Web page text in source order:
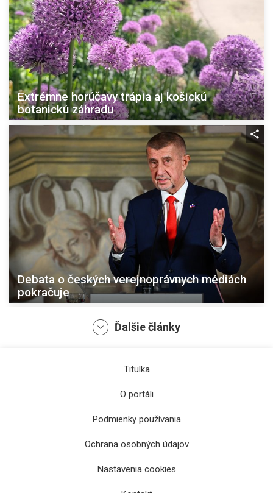
Extrémne horúčavy trápia aj košickú
botanickú záhradu
Debata o českých verejnoprávnych médiách
pokračuje
Stredoškoláčku v Pardubiciach smrteľne
dobodal starší študent
Ďalšie články
Titulka
O portáli
Podmienky používania
Ochrana osobných údajov
Nastavenia cookies